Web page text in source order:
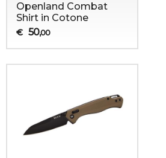
Openland Combat
Shirt in Cotone
€ 50,00